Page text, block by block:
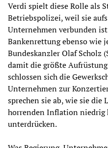
Verdi spielt diese Rolle als
Betriebspolizei, weil sie
Unternehmen verbunden
Bankenrettung ebenso wie
Bundeskanzler Olaf Scholz
damit die größte
schlossen sich die
Unternehmen zur
sprechen sie ab, wie sie die
horrenden Inflation niedrig
unterdrücken.